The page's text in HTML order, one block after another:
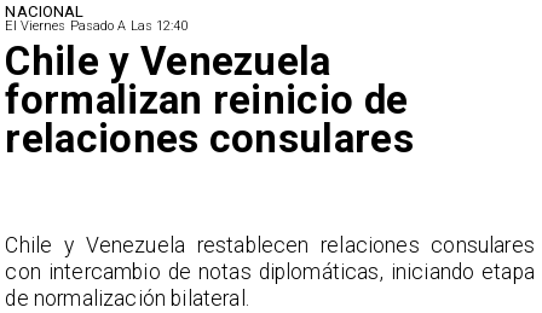
NACIONAL
El Viernes Pasado A Las 12:40
Feriantes rechazan dichos
de Camila Flores sobre
Fabiola Campillai
La Confederación Nacional de Ferias Libres
considera inaceptable que se refieran a
Campillai como 'señora de feria', expresión